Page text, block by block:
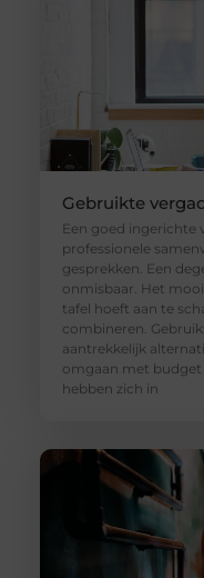
Gebruikte
Een goed ingerichte
professionele
gesprekken. Een
onmisbaar. Het
tafel hoeft aan te
combineren.
aantrekkelijk
omgaan met budget
hebben zich in